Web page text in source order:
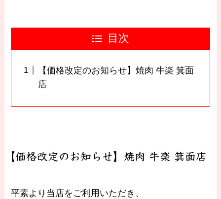
目次
【価格改定のお知らせ】焼肉 牛楽 箕面
店
【価格改定のお知らせ】焼肉 牛楽 箕面店
平素より当店をご利用いただき、